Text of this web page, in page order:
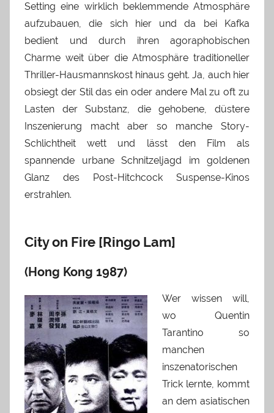
Setting eine wirklich beklemmende Atmosphäre
aufzubauen, die sich hier und da bei Kafka
bedient und durch ihren agoraphobischen
Charme weit über die Atmosphäre traditioneller
Thriller-Hausmannskost hinaus geht. Ja, auch hier
obsiegt der Stil das ein oder andere Mal zu oft zu
Lasten der Substanz, die gehobene, düstere
Inszenierung macht aber so manche Story-
Schlichtheit wett und lässt den Film als
spannende urbane Schnitzeljagd im goldenen
Glanz des Post-Hitchcock Suspense-Kinos
erstrahlen.
City on Fire [Ringo Lam]
(Hong Kong 1987)
Wer wissen will,
wo Quentin
Tarantino so
manchen
inszenatorischen
Trick lernte, kommt
an dem asiatischen